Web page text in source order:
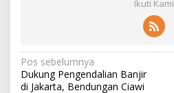
Ikuti Kami
N
a
Pos sebelumnya
Dukung Pengendalian Banjir
di Jakarta, Bendungan Ciawi